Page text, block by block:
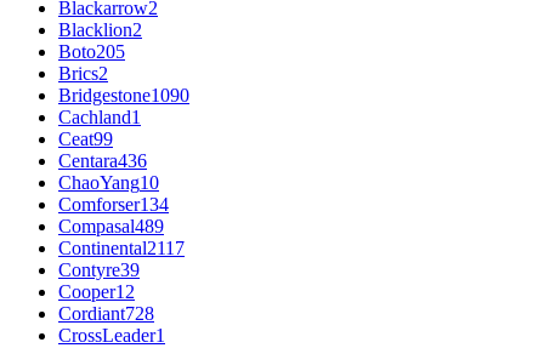
Blackarrow2
Blacklion2
Boto205
Brics2
Bridgestone1090
Cachland1
Ceat99
Centara436
ChaoYang10
Comforser134
Compasal489
Continental2117
Contyre39
Cooper12
Cordiant728
CrossLeader1